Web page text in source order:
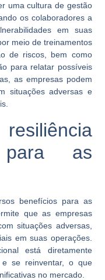
uma cultura de gestão
os colaboradores a
em suas
meio de treinamentos
de riscos, bem como
para relatar possíveis
as empresas podem
situações adversas e
para as
benefícios para as
que as empresas
situações adversas,
em suas operações.
está diretamente
e se reinventar, o que
no mercado.